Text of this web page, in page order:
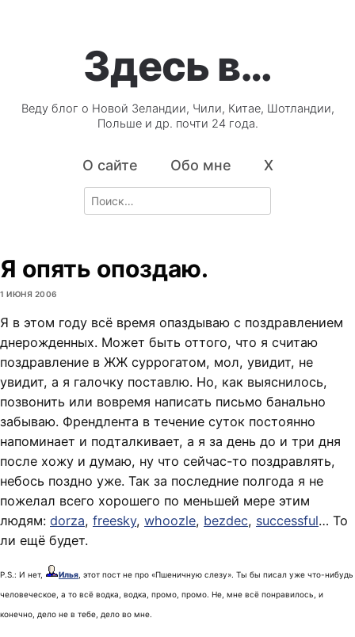
Здесь в…
Веду блог о Новой Зеландии, Чили, Китае, Шотландии,
Польше и др. почти 24 года.
О сайте Обо мне X
Search
for:
Я опять опоздаю.
1 ИЮНЯ 2006
Я в этом году всё время опаздываю с поздравлением
днерожденных. Может быть оттого, что я считаю
поздравление в ЖЖ суррогатом, мол, увидит, не
увидит, а я галочку поставлю. Но, как выяснилось,
позвонить или вовремя написать письмо банально
забываю. Френдлента в течение суток постоянно
напоминает и подталкивает, а я за день до и три дня
после хожу и думаю, ну что сейчас-то поздравлять,
небось поздно уже. Так за последние полгода я не
пожелал всего хорошего по меньшей мере этим
людям: dorza, freesky, whoozle, bezdec, successful… То
ли ещё будет.
P.S.: И нет, Илья , этот пост не про «Пшеничную слезу». Ты бы писал уже что-нибудь
человеческое, а то всё водка, водка, промо, промо. Не, мне всё понравилось, и
конечно, дело не в тебе, дело во мне.